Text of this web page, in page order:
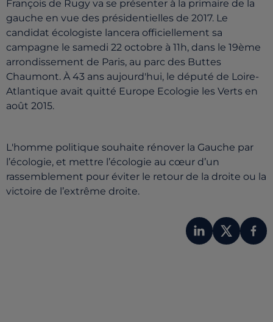
François de Rugy va se présenter à la primaire de la
gauche en vue des présidentielles de 2017. Le
candidat écologiste lancera officiellement sa
campagne le samedi 22 octobre à 11h, dans le 19ème
arrondissement de Paris, au parc des Buttes
Chaumont. À 43 ans aujourd'hui, le député de Loire-
Atlantique avait quitté Europe Ecologie les Verts en
août 2015.
L'homme politique souhaite rénover la Gauche par
l’écologie, et mettre l’écologie au cœur d’un
rassemblement pour éviter le retour de la droite ou la
victoire de l’extrême droite.